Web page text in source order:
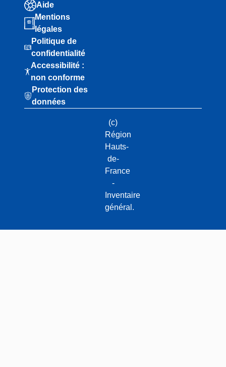
Aide
Mentions
légales
Politique de
confidentialité
Accessibilité :
non conforme
Protection des
données
(c)
Région
Hauts-
de-
France
-
Inventaire
général.